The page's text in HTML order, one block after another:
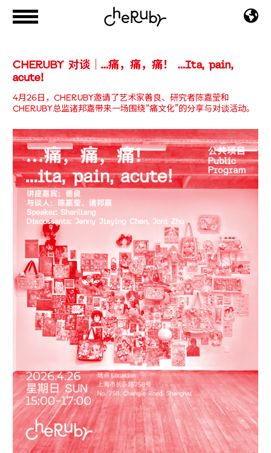
CHERUBY 对谈｜…痛，痛，痛！ …Ita, pain,
acute!
4月26日，CHERUBY邀请了艺术家善良、研究者陈嘉莹和
CHERUBY总监诸邦嘉带来一场围绕“痛文化”的分享与对谈活动。